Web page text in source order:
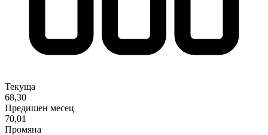
Текуща
68,30
Предишен месец
70,01
Промяна